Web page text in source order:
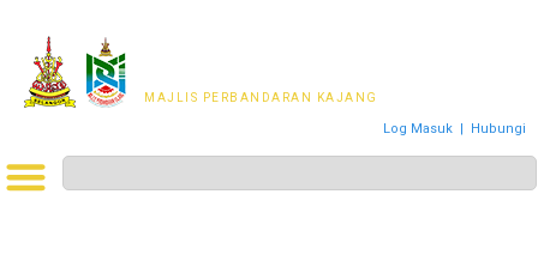
MAJLIS PERBANDARAN KAJANG
Log Masuk | Hubungi